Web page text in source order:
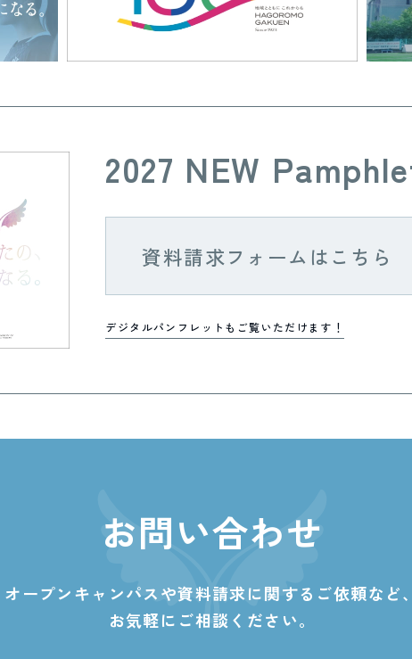
2027 NEW
資料請求フォームはこちら
デジタルパンフレットもご覧いただけます！
お問い合わせ
オープンキャンパスや資料請求に関する ご依頼など
お気軽にご相談ください。